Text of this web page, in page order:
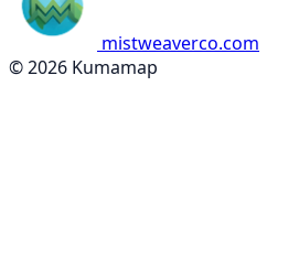
mistweaverco.com
© 2026 Kumamap